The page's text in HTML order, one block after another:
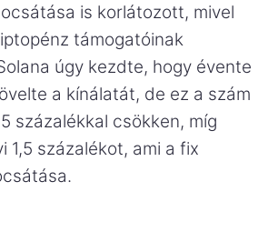
is korlátozott, mivel
támogatóinak
úgy kezdte, hogy évente
a kínálatát, de ez a szám
százalékkal csökken, míg
1,5 százalékot, ami a fix